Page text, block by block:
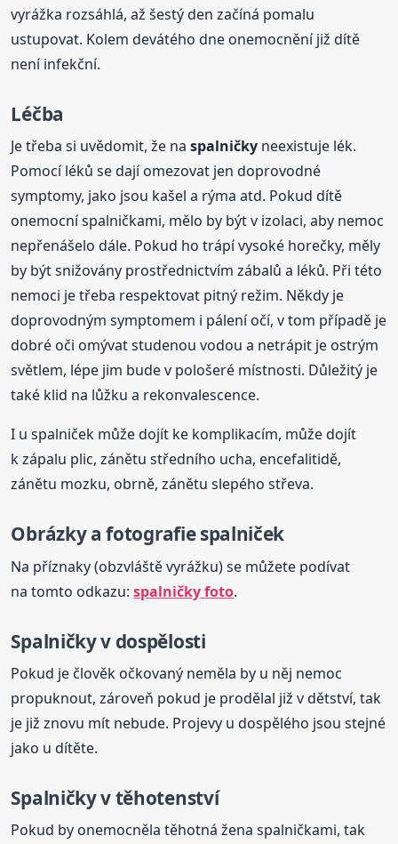
vyrážka rozsáhlá, až šestý den začíná pomalu
ustupovat. Kolem devátého dne onemocnění již dítě
není infekční.
Léčba
Je třeba si uvědomit, že naspalničky neexistuje lék.
Pomocí léků se dají omezovat jen doprovodné
symptomy, jako jsou kašel a rýma atd. Pokud dítě
onemocní spalničkami, mělo by být v izolaci, aby nemoc
nepřenášelo dále. Pokud ho trápí vysoké horečky, měly
by být snižovány prostřednictvím zábalů a léků. Při této
nemoci je třeba respektovat pitný režim. Někdy je
doprovodným symptomem i pálení očí, v tom případě je
dobré oči omývat studenou vodou a netrápit je ostrým
světlem, lépe jim bude v pološeré místnosti. Důležitý je
také klid na lůžku a rekonvalescence.
I u spalniček může dojít ke komplikacím, může dojít
k zápalu plic, zánětu středního ucha, encefalitidě,
zánětu mozku, obrně, zánětu slepého střeva.
Obrázky afotografie spalniček
Na příznaky (obzvláště vyrážku) se můžete podívat
na tomto odkazu:spalničky foto.
Spalničkyv dospělosti
Pokud je člověk očkovaný neměla by u něj nemoc
propuknout, zároveň pokud je prodělal již v dětství, tak
je již znovu mít nebude. Projevy u dospělého jsou stejné
jako u dítěte.
Spalničkyv těhotenství
Pokud by onemocněla těhotná žena spalničkami, tak